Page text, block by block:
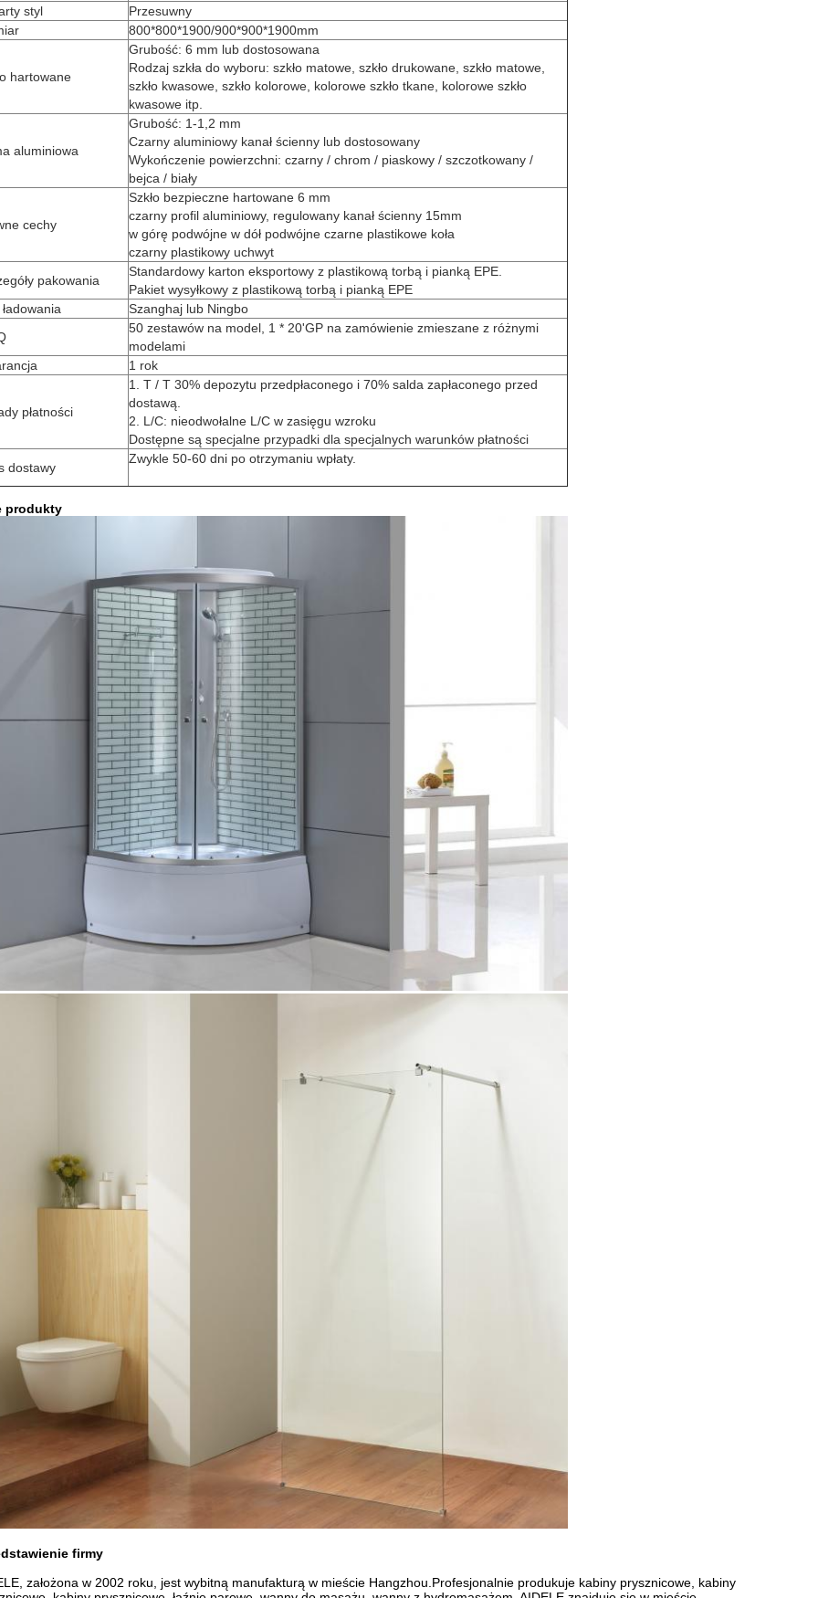
styl
Przesuwny
800*800*1900/900*900*1900mm
hartowane
Grubość: 6 mm lub dostosowana
Rodzaj szkła do wyboru: szkło matowe, szkło drukowane, szkło matowe,
szkło kwasowe, szkło kolorowe, kolorowe szkło tkane, kolorowe szkło
kwasowe itp.
aluminiowa
Grubość: 1-1,2 mm
Czarny aluminiowy kanał ścienny lub dostosowany
Wykończenie powierzchni: czarny / chrom / piaskowy / szczotkowany /
bejca / biały
cechy
Szkło bezpieczne hartowane 6 mm
czarny profil aluminiowy, regulowany kanał ścienny 15mm
w górę podwójne w dół podwójne czarne plastikowe koła
czarny plastikowy uchwyt
pakowania
Standardowy karton eksportowy z plastikową torbą i pianką EPE.
Pakiet wysyłkowy z plastikową torbą i pianką EPE
Szanghaj lub Ningbo
50 zestawów na model, 1 * 20'GP na zamówienie zmieszane z różnymi
modelami
1 rok
płatności
1. T / T 30% depozytu przedpłaconego i 70% salda zapłaconego przed
dostawą.
2. L/C: nieodwołalne L/C w zasięgu wzroku
Dostępne są specjalne przypadki dla specjalnych warunków płatności
dostawy
Zwykle 50-60 dni po otrzymaniu wpłaty.
produkty
firmy
założona w 2002 roku, jest wybitną manufakturą w mieście Hangzhou.Profesjonalnie produkuje kabiny prysznicowe, kabiny